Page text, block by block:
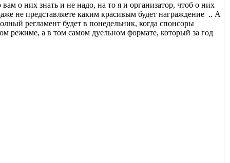
о них знать и не надо, на то я и организатор, чтоб о них
не представляете каким красивым будет награждение .. А
регламент будет в понедельник, когда спонсоры
режиме, а в том самом дуельном формате, который за год